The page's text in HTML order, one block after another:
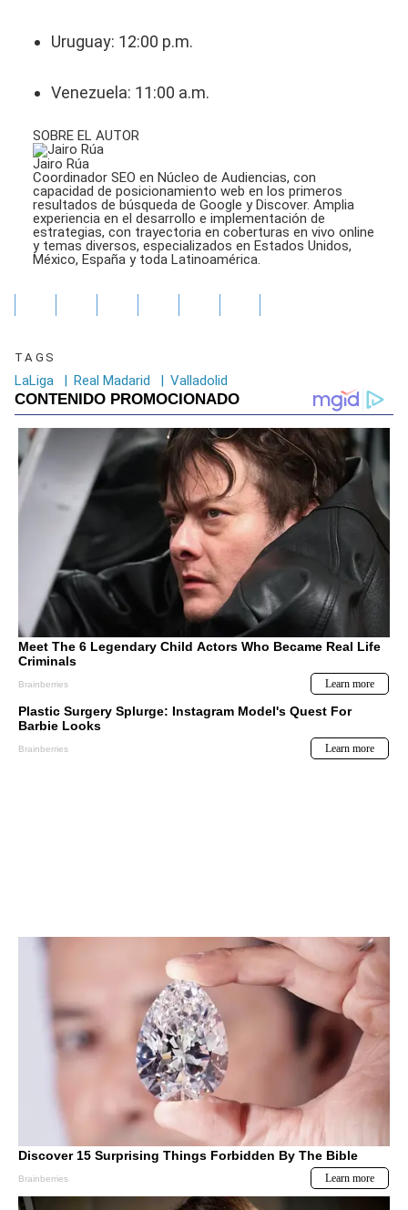
Uruguay: 12:00 p.m.
Venezuela: 11:00 a.m.
SOBRE EL AUTOR
Jairo Rúa
Coordinador SEO en Núcleo de Audiencias, con
capacidad de posicionamiento web en los primeros
resultados de búsqueda de Google y Discover. Amplia
experiencia en el desarrollo e implementación de
estrategias, con trayectoria en coberturas en vivo online
y temas diversos, especializados en Estados Unidos,
México, España y toda Latinoamérica.
TAGS
LaLiga | Real Madarid | Valladolid